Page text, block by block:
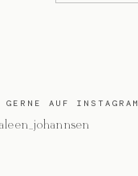
AUF INSTAGRAM